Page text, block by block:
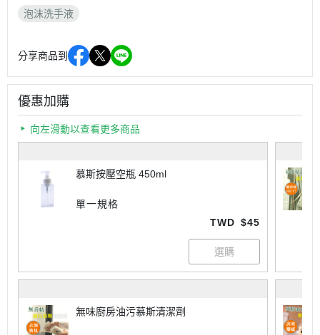
泡沫洗手液
分享商品到
優惠加購
向左滑動以查看更多商品
慕斯按壓空瓶 450ml
單一規格
TWD $45
無味廚房油污慕斯清潔劑